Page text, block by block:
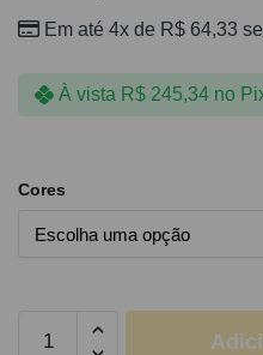
Em até 4x de R$ 64,33
À vista R$245,34 no
Cores